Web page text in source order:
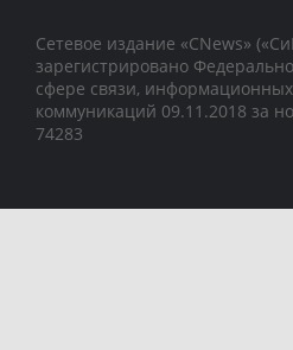
Сетевое издание «CNews»
зарегистрировано
сфере связи,
коммуникаций 09.11.2018 за
74283